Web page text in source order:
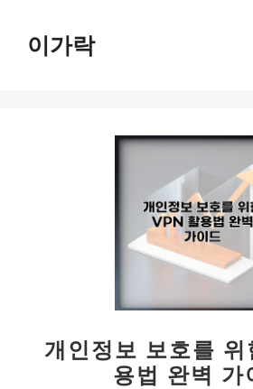
이가락
개인정보 보호를
용법 완벽 가